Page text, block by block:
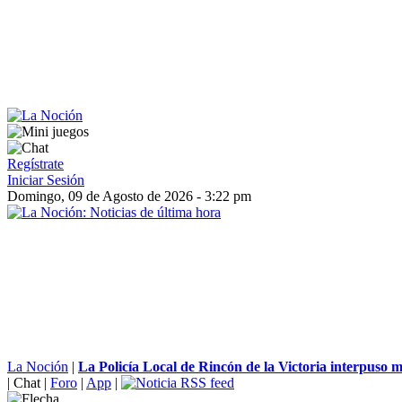
Regístrate
Iniciar Sesión
Domingo, 09 de Agosto de 2026 - 3:22 pm
La Noción | La Policía Local de Rincón de la Victoria interpuso
| Chat | Foro | App |